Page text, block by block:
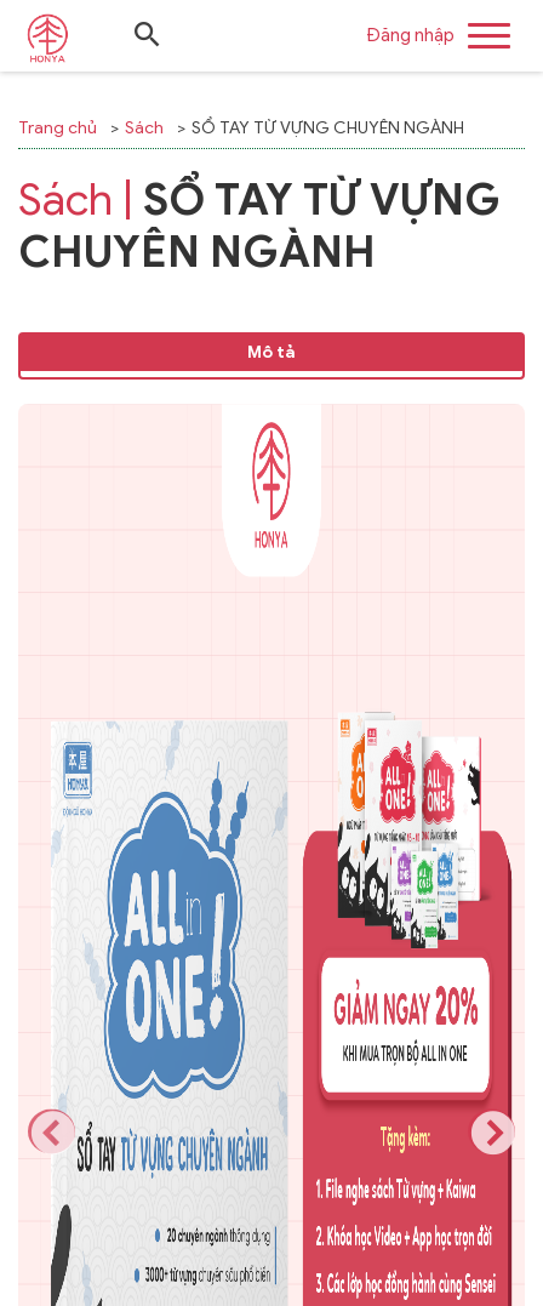
Đăng nhập
Trang chủ Sách SỔ TAY TỪ VỰNG CHUYÊN NGÀNH
Sách | SỔ TAY TỪ VỰNG
CHUYÊN NGÀNH
Mô tả